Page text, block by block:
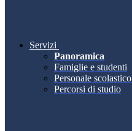
Servizi
Panoramica
Famiglie e studenti
Personale scolastico
Percorsi di studio